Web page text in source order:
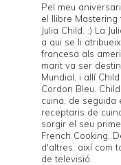
Pel meu aniversari
el llibre Mastering
Julia Child. :) La
a qui se li
francesa als
marit va ser
Mundial, i allí
Cordon Bleu .
cuina, de seguida
receptaris de
sorgir el seu
French Cooking .
d'altres, així com
de televisió.